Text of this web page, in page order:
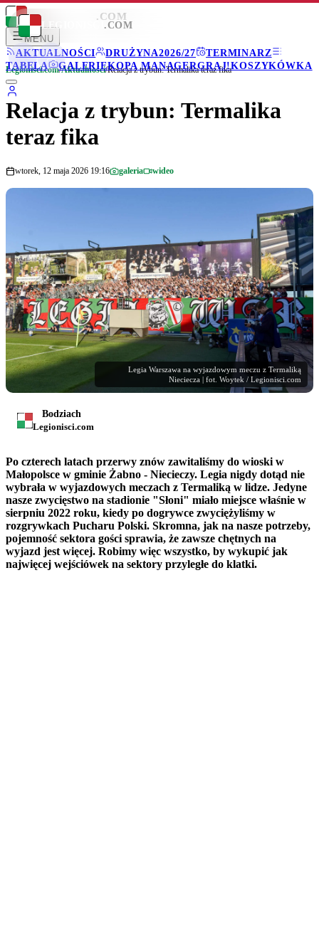
LEGIONISCI .COM
MENU
AKTUALNOŚCI
DRUŻYNA2026/27
TERMINARZ
TABELA
GALERIEKOPA MANAGERGRAJ!KOSZYKÓWKA
LEGIONISCI .COM
Legionisci.com/Aktualności/Relacja z trybun: Termalika teraz fika
Relacja z trybun: Termalika
teraz fika
wtorek, 12 maja 2026 19:16 galeria wideo
Legia Warszawa na wyjazdowym meczu z Termaliką
Nieciecza | fot. Woytek / Legionisci.com
Bodziach
Legionisci.com
Po czterech latach przerwy znów zawitaliśmy do wioski w
Małopolsce w gminie Żabno - Niecieczy. Legia nigdy dotąd nie
wybrała w wyjazdowych meczach z Termaliką w lidze. Jedyne
nasze zwycięstwo na stadionie "Słoni" miało miejsce właśnie w
sierpniu 2022 roku, kiedy po dogrywce zwyciężyliśmy w
rozgrywkach Pucharu Polski. Skromna, jak na nasze potrzeby,
pojemność sektora gości sprawia, że zawsze chętnych na
wyjazd jest więcej. Robimy więc wszystko, by wykupić jak
najwięcej wejściówek na sektory przyległe do klatki.